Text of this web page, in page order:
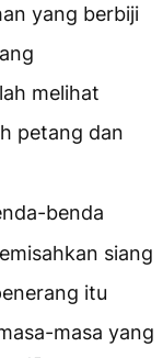
yang berbiji
melihat
petang dan
benda
siang
itu
masa yang